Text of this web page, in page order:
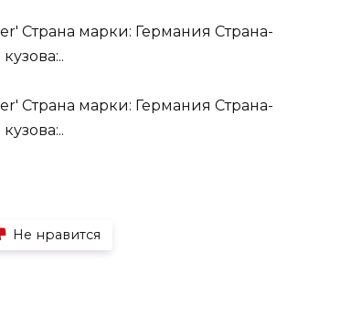
Не нравится